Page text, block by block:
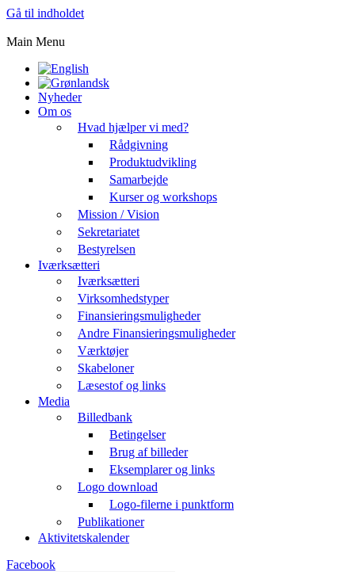
Gå til indholdet
Main Menu
Nyheder
Om os
Hvad hjælper vi med?
Rådgivning
Produktudvikling
Samarbejde
Kurser og workshops
Mission / Vision
Sekretariatet
Bestyrelsen
Iværksætteri
Iværksætteri
Virksomhedstyper
Finansieringsmuligheder
Andre Finansieringsmuligheder
Værktøjer
Skabeloner
Læsestof og links
Media
Billedbank
Betingelser
Brug af billeder
Eksemplarer og links
Logo download
Logo-filerne i punktform
Publikationer
Aktivitetskalender
Facebook